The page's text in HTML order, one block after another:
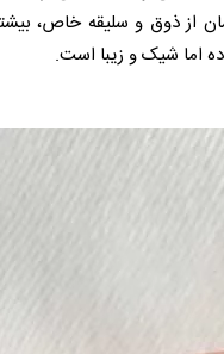
از ذوق و سلیقه خاص،
اما شیک و زیبا است.